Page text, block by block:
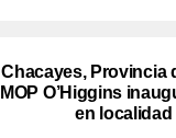
Chacayes, Provincia
MOP O’Higgins
en localidad